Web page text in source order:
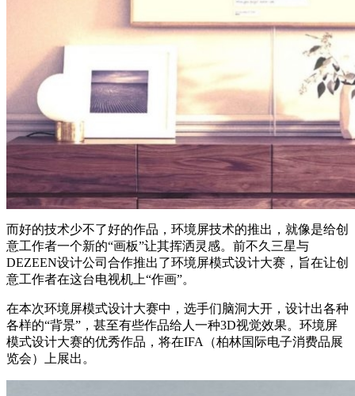
而好的技术少不了好的作品，环境屏技术的推出，就像是给创
意工作者一个新的“画板”让其挥洒灵感。前不久三星与
DEZEEN设计公司合作推出了环境屏模式设计大赛，旨在让创
意工作者在这台电视机上“作画”。
在本次环境屏模式设计大赛中，选手们脑洞大开，设计出各种
各样的“背景”，甚至有些作品给人一种3D视觉效果。环境屏
模式设计大赛的优秀作品，将在IFA（柏林国际电子消费品展
览会）上展出。